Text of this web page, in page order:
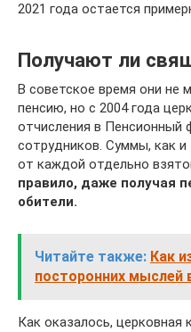
2021 года остается
Получают ли
В советское время они не
пенсию, но с 2004 года
отчисления в Пенсионный
сотрудников. Суммы, как
от каждой отдельно
правило, даже получая
обители.
Читайте также: Как
посторонних мыслей
Как оказалось, церковная